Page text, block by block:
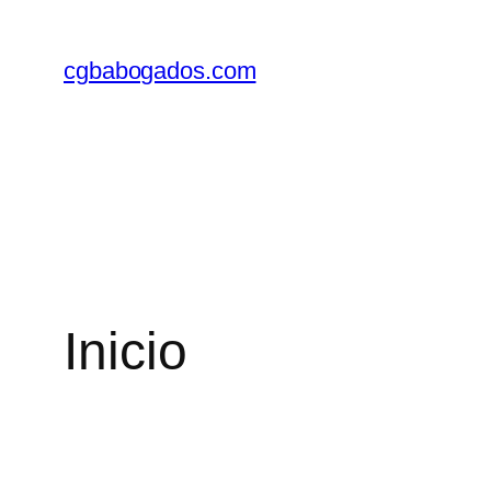
contenido
cgbabogados.com
Inicio